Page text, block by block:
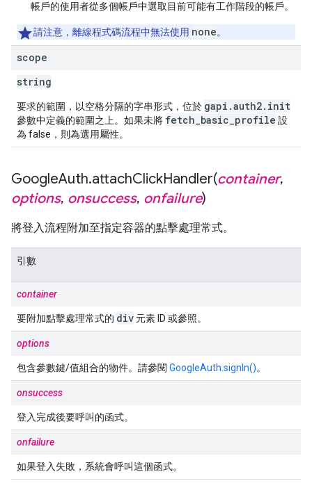
帳戶的使用者從多個帳戶中選取目前可能有工作階段的帳戶。
請注意，離線程式碼流程中無法使用 none。
scope
string
要求的範圍，以空格分隔的字串形式，位於 gapi .auth2. init
參數中定義的範圍之上。如果未將 fetch basic profile 設
為 false，則為選用屬性。
GoogleAuth.attachClickHandler(container,
options, onsuccess, onfailure)
將登入流程附加至指定容器的點擊處理常式。
引數
container
要附加點擊處理常式的 div 元素 ID 或參照。
options
包含參數鍵/值組合的物件。請參閱 GoogleAuth.signIn()。
onsuccess
登入完成後要呼叫的函式。
onfailure
如果登入失敗，系統會呼叫這個函式。